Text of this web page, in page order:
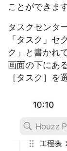
ことができます
タスクセンタ
「タスク」セ
ク」と書かれ
画面の下にあ
［タスク］を